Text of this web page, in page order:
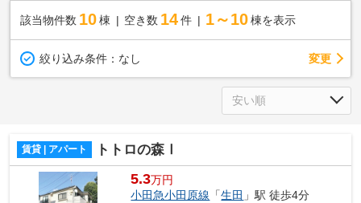
該当物件数 10棟 空き数 14 件 1～10 棟を表示
絞り込み条件： なし 変更
賃貸 | アパート トトロの森Ⅰ
5.3万円
小田急小田原線 「生田 」駅 徒歩4分